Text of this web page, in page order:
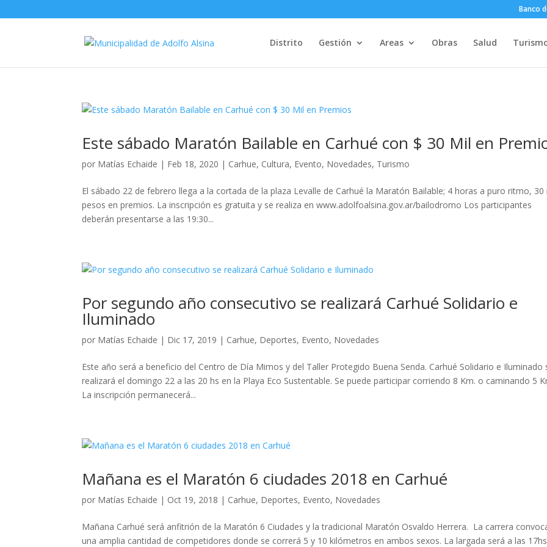
Banco
Distrito Gestión Areas Obras Salud
Este sábado Maratón Bailable en Carhué con $ 30 Mil en
por Matías Echaide | Feb 18, 2020 | Carhue, Cultura, Evento, Novedades, Turismo
El sábado 22 de febrero llega a la cortada de la plaza Levalle de Carhué la Maratón Bailable; 4 horas a puro ritmo, 30
pesos en premios. La inscripción es gratuita y se realiza en www.adolfoalsina.gov.ar/bailodromo Los participantes
deberán presentarse a las 19:30...
Por segundo año consecutivo se realizará Carhué Solidario e
Iluminado
por Matías Echaide | Dic 17, 2019 | Carhue, Deportes, Evento, Novedades
Este año será a beneficio del Centro de Día Mimos y del Taller Protegido Buena Senda. Carhué Solidario e Iluminado
realizará el domingo 22 a las 20 hs en la Playa Eco Sustentable. Se puede participar corriendo 8 Km. o caminando 5
La inscripción permanecerá...
Mañana es el Maratón 6 ciudades 2018 en Carhué
por Matías Echaide | Oct 19, 2018 | Carhue, Deportes, Evento, Novedades
Mañana Carhué será anfitrión de la Maratón 6 Ciudades y la tradicional Maratón Osvaldo Herrera. La carrera
una amplia cantidad de competidores donde se correrá 5 y 10 kilómetros en ambos sexos. La largada será a las